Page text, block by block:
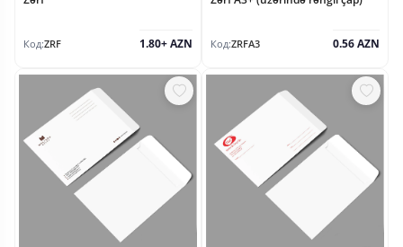
Код:ZRF 1.80+ AZN Код:ZRFA3 0.56 AZN